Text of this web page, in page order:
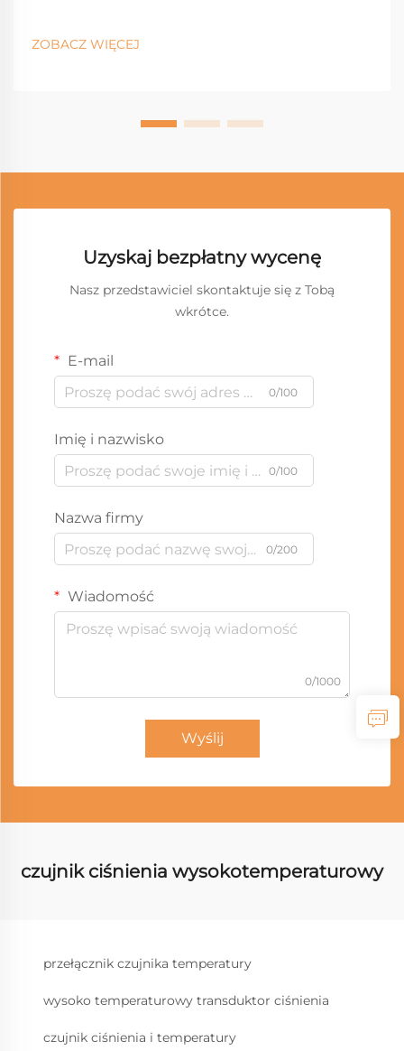
ZOBACZ WIĘCEJ
Uzyskaj bezpłatny wycenę
Nasz przedstawiciel skontaktuje się z Tobą
wkrótce.
E-mail
0/100
Imię i nazwisko
0/100
Nazwa firmy
0/200
Wiadomość
0/1000
Wyślij
czujnik ciśnienia wysokotemperaturowy
przełącznik czujnika temperatury
wysoko temperaturowy transduktor ciśnienia
czujnik ciśnienia i temperatury